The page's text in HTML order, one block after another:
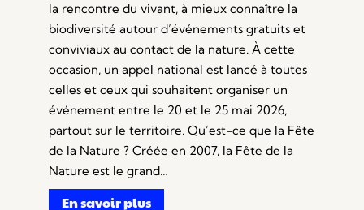
la rencontre du vivant, à mieux connaître la
biodiversité autour d’événements gratuits et
conviviaux au contact de la nature. À cette
occasion, un appel national est lancé à toutes
celles et ceux qui souhaitent organiser un
événement entre le 20 et le 25 mai 2026,
partout sur le territoire. Qu’est-ce que la Fête
de la Nature ? Créée en 2007, la Fête de la
Nature est le grand…
En savoir plus